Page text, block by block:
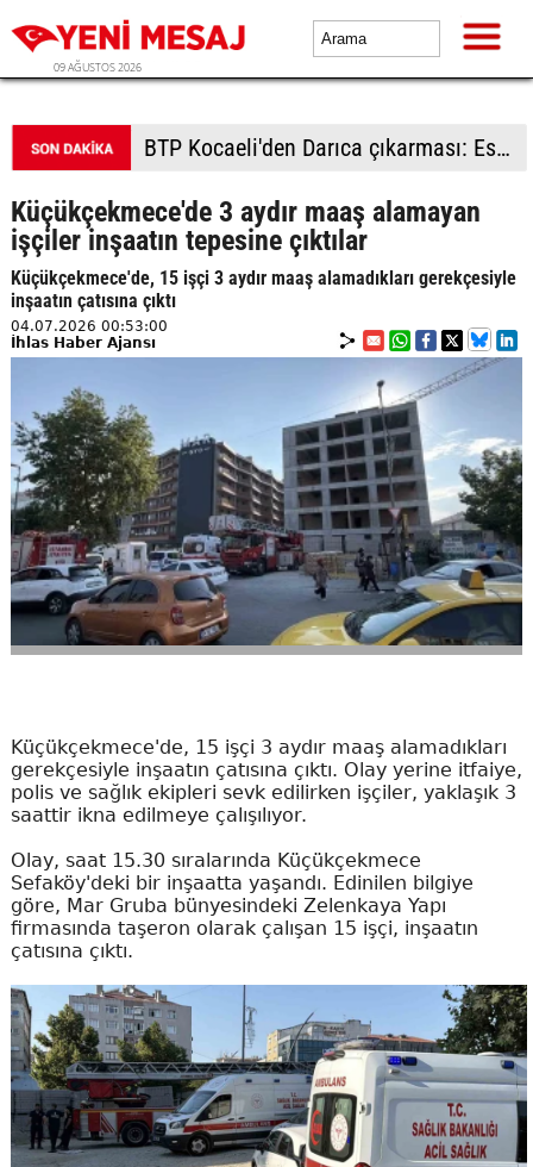
09 AĞUSTOS 2026
BTP kadrolarından Çorlu'da saha çalışması: Vatandaşlardan yoğun ilgi
Küçükçekmece'de 3 aydır maaş alamayan
işçiler inşaatın tepesine çıktılar
Küçükçekmece'de, 15 işçi 3 aydır maaş alamadıkları gerekçesiyle
inşaatın çatısına çıktı
04.07.2026 00:53:00
İhlas Haber Ajansı
Küçükçekmece'de, 15 işçi 3 aydır maaş alamadıkları
gerekçesiyle inşaatın çatısına çıktı. Olay yerine itfaiye,
polis ve sağlık ekipleri sevk edilirken işçiler, yaklaşık 3
saattir ikna edilmeye çalışılıyor.
Olay, saat 15.30 sıralarında Küçükçekmece
Sefaköy'deki bir inşaatta yaşandı. Edinilen bilgiye
göre, Mar Gruba bünyesindeki Zelenkaya Yapı
firmasında taşeron olarak çalışan 15 işçi, inşaatın
çatısına çıktı.